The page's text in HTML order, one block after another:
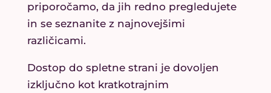
priporočamo, da jih redno pregledujete
in se seznanite z najnovejšimi
različicami.
Dostop do spletne strani je dovoljen
izključno kot kratkotrajnim